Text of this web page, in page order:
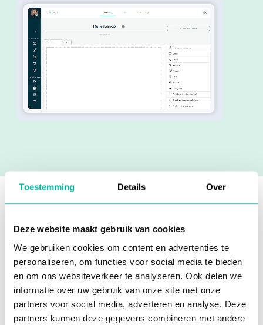
Toestemming Details Over
Deze website maakt gebruik van cookies
We gebruiken cookies om content en advertenties te
personaliseren, om functies voor social media te bieden
en om ons websiteverkeer te analyseren. Ook delen we
informatie over uw gebruik van onze site met onze
partners voor social media, adverteren en analyse. Deze
partners kunnen deze gegevens combineren met andere
Ontvang
inschrijvingen en